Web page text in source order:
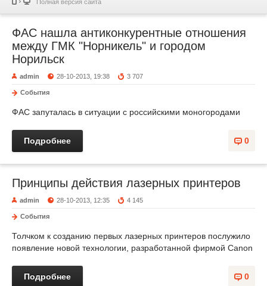
Полная версия сайта
ФАС нашла антиконкурентные отношения
между ГМК "Норникель" и городом
Норильск
admin 28-10-2013, 19:38 3 707
События
ФАС запуталась в ситуации с российскими моногородами
0
Подробнее
Принципы действия лазерных принтеров
admin 28-10-2013, 12:35 4 145
События
Толчком к созданию первых лазерных принтеров послужило
появление новой технологии, разработанной фирмой Canon
0
Подробнее